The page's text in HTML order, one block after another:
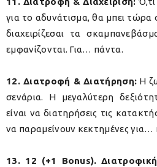
για το αδυνάτισμα, θα μπει
διαχειρίζεσαι τα
εμφανίζονται. Για… πάντα.
12. Διατροφή & Διατήρηση: Η
σενάρια. Η μεγαλύτερη
είναι να διατηρήσεις τις
να παραμείνουν κεκτημένες για…
13. 12 (+1 Bonus).